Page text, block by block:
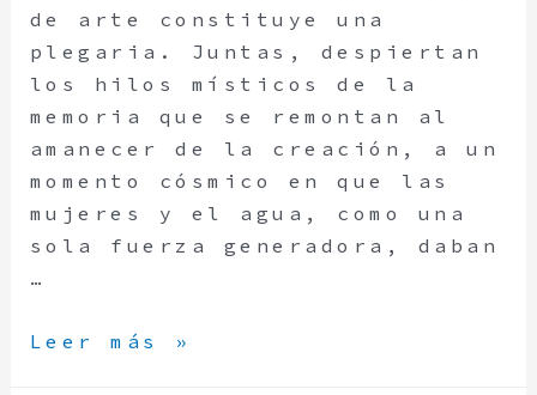
de arte constituye una
plegaria. Juntas, despiertan
los hilos místicos de la
memoria que se remontan al
amanecer de la creación, a un
momento cósmico en que las
mujeres y el agua, como una
sola fuerza generadora, daban
…
Leer más »